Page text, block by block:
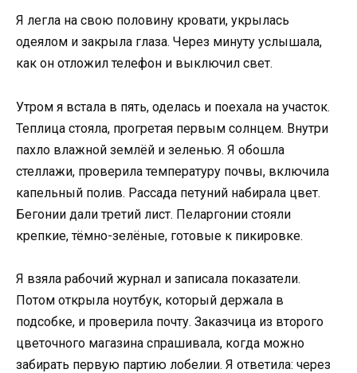
Я легла на свою половину кровати, укрылась
одеялом и закрыла глаза. Через минуту услышала,
как он отложил телефон и выключил свет.
Утром я встала в пять, оделась и поехала на участок.
Теплица стояла, прогретая первым солнцем. Внутри
пахло влажной землёй и зеленью. Я обошла
стеллажи, проверила температуру почвы, включила
капельный полив. Рассада петуний набирала цвет.
Бегонии дали третий лист. Пеларгонии стояли
крепкие, тёмно-зелёные, готовые к пикировке.
Я взяла рабочий журнал и записала показатели.
Потом открыла ноутбук, который держала в
подсобке, и проверила почту. Заказчица из второго
цветочного магазина спрашивала, когда можно
забирать первую партию лобелии. Я ответила: через